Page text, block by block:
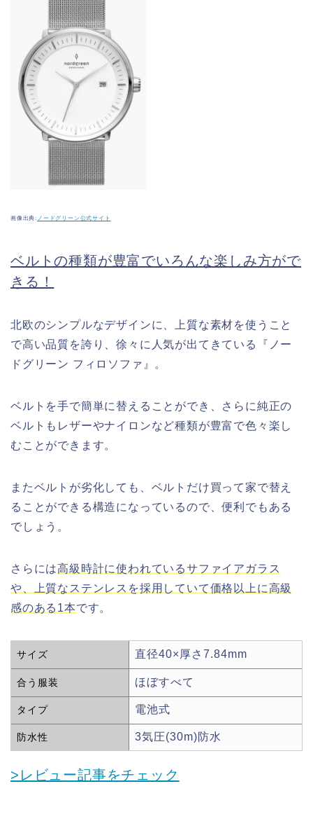
画像出典: ノードグリーン公式サイト
ベルトの種類が豊富でいろんな楽しみ方がで
きる！
北欧のシンプルなデザインに、上質な素材を使うこと
で高い品質を誇り、徐々に人気が出てきている『ノー
ドグリーン フィロソファ』。
ベルトを手で簡単に替えることができ、さらに純正の
ベルトもレザーやナイロンなど種類が豊富で色々楽し
むことができます。
またベルトが劣化しても、ベルトだけ買って家で替え
ることができる構造になっているので、便利でもある
でしょう。
さらには高級時計に使われているサファイアガラス
や、上質なステンレスを採用していて価格以上に高級
感のある1本です。
サイズ 直径40×厚さ7.84mm
合う服装 ほぼすべて
タイプ 電池式
防水性 3気圧(30m)防水
>レビュー記事をチェック